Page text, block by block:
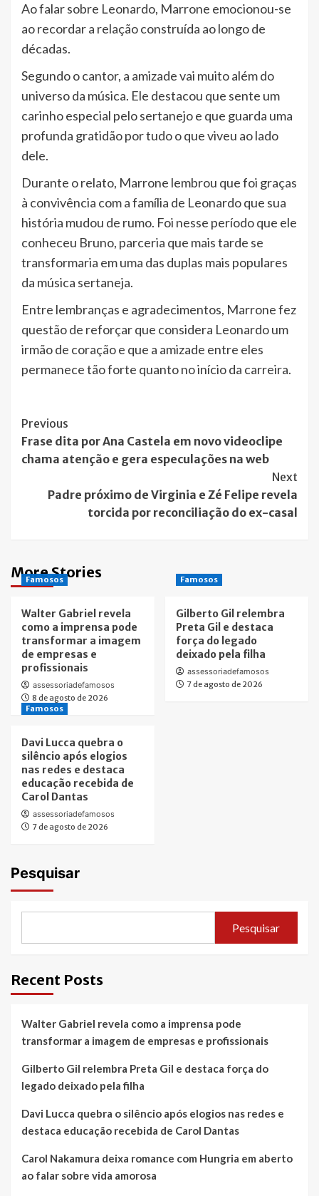
Ao falar sobre Leonardo, Marrone emocionou-se
ao recordar a relação construída ao longo de
décadas.
Segundo o cantor, a amizade vai muito além do
universo da música. Ele destacou que sente um
carinho especial pelo sertanejo e que guarda uma
profunda gratidão por tudo o que viveu ao lado
dele.
Durante o relato, Marrone lembrou que foi graças
à convivência com a família de Leonardo que sua
história mudou de rumo. Foi nesse período que ele
conheceu Bruno, parceria que mais tarde se
transformaria em uma das duplas mais populares
da música sertaneja.
Entre lembranças e agradecimentos, Marrone fez
questão de reforçar que considera Leonardo um
irmão de coração e que a amizade entre eles
permanece tão forte quanto no início da carreira.
Post
Navigation
Previous
Frase dita por Ana Castela em novo videoclipe
chama atenção e gera especulações na web
Next
Padre próximo de Virginia e Zé Felipe revela
torcida por reconciliação do ex-casal
More Stories
Famosos
Walter Gabriel revela
como a imprensa pode
transformar a imagem
de empresas e
profissionais
assessoriadefamosos
8 de agosto de 2026
Famosos
Gilberto Gil relembra
Preta Gil e destaca
força do legado
deixado pela filha
assessoriadefamosos
7 de agosto de 2026
Famosos
Davi Lucca quebra o
silêncio após elogios
nas redes e destaca
educação recebida de
Carol Dantas
assessoriadefamosos
7 de agosto de 2026
Pesquisar
Pesquisar
Recent Posts
Walter Gabriel revela como a imprensa pode
transformar a imagem de empresas e profissionais
Gilberto Gil relembra Preta Gil e destaca força do
legado deixado pela filha
Davi Lucca quebra o silêncio após elogios nas redes e
destaca educação recebida de Carol Dantas
Carol Nakamura deixa romance com Hungria em aberto
ao falar sobre vida amorosa